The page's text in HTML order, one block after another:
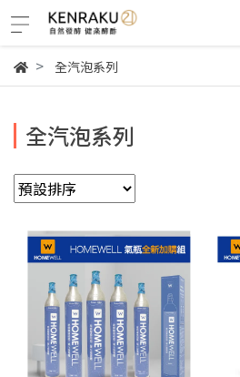
全汽泡系列
全汽泡系列